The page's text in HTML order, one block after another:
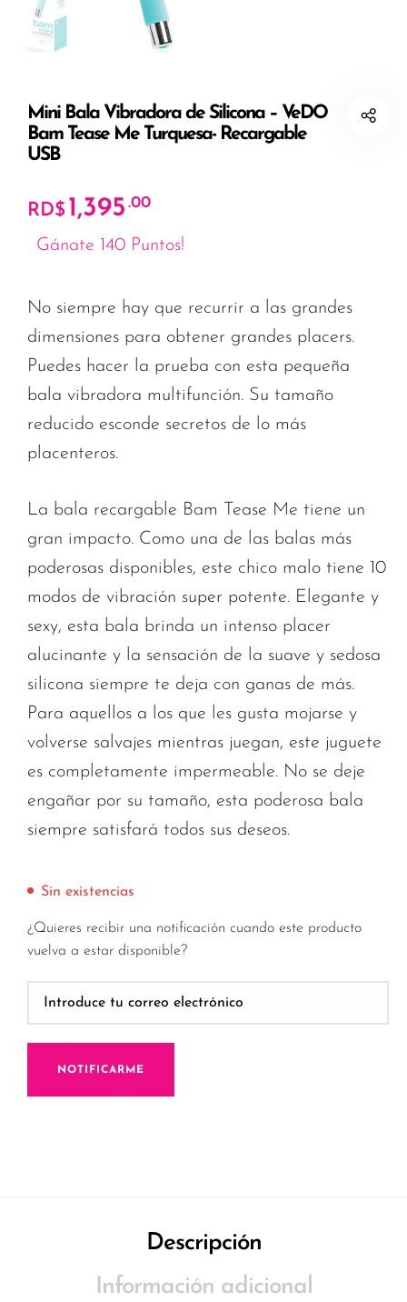
Mini Bala Vibradora de Silicona – VeDO
Bam Tease Me Turquesa- Recargable
USB
RD$ 1,395 .00
Gánate 140 Puntos!
No siempre hay que recurrir a las grandes
dimensiones para obtener grandes placers.
Puedes hacer la prueba con esta pequeña
bala vibradora multifunción. Su tamaño
reducido esconde secretos de lo más
placenteros.
La bala recargable Bam Tease Me tiene un
gran impacto. Como una de las balas más
poderosas disponibles, este chico malo tiene 10
modos de vibración super potente. Elegante y
sexy, esta bala brinda un intenso placer
alucinante y la sensación de la suave y sedosa
silicona siempre te deja con ganas de más.
Para aquellos a los que les gusta mojarse y
volverse salvajes mientras juegan, este juguete
es completamente impermeable. No se deje
engañar por su tamaño, esta poderosa bala
siempre satisfará todos sus deseos.
Sin existencias
¿Quieres recibir una notificación cuando este producto
vuelva a estar disponible?
NOTIFICARME
Descripción
Información adicional